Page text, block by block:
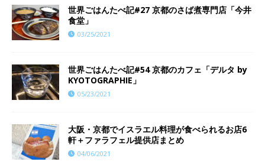
世界ごはんたべ記#27 京都のさば煮専門店「今井
食堂」
03/25/2021
世界ごはんたべ記#54 京都のカフェ「デルタ by
KYOTOGRAPHIE」
05/23/2021
大阪・京都でイスラエル料理が食べられるお店6
軒＋ファラフェル提供店まとめ
04/06/2021